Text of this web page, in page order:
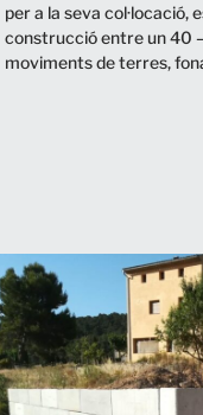
per a la seva col·locació,
construcció entre un 40
moviments de terres,